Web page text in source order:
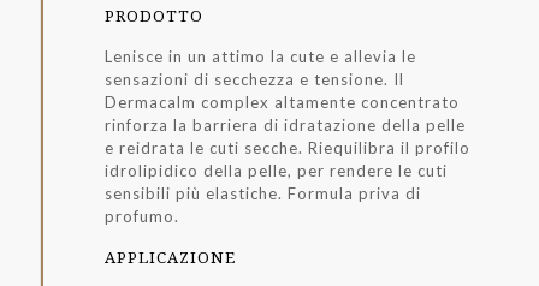
PRODOTTO
Lenisce in un attimo la cute e allevia le
sensazioni di secchezza e tensione. Il
Dermacalm complex altamente concentrato
rinforza la barriera di idratazione della pelle
e reidrata le cuti secche. Riequilibra il profilo
idrolipidico della pelle, per rendere le cuti
sensibili più elastiche. Formula priva di
profumo.
APPLICAZIONE